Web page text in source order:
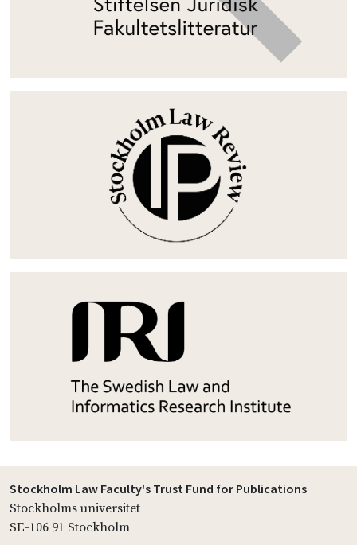
Stockholm Law Faculty's Trust Fund for Publications
Stockholms universitet
SE-106 91 Stockholm